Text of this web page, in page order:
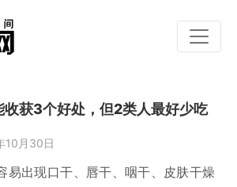
收获3个好处，但2类人最好少吃
10月30日
易出现口干、唇干、咽干、皮肤干燥